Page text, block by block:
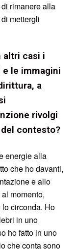
rimanere alla
mettergli
altri casi i
le immagini
a
rivolgi
contesto?
energie alla
che ho davanti,
e allo
momento,
lo circonda. Ho
in uno
ho fatto in uno
che conta sono